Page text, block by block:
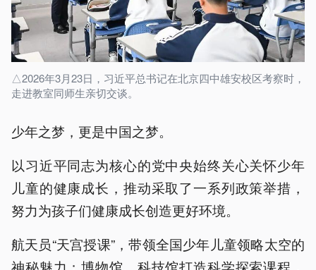
△2026年3月23日，习近平总书记在北京四中雄安校区考察时，
走进教室同师生亲切交谈。
少年之梦，更是中国之梦。
以习近平同志为核心的党中央始终关心关怀少年
儿童的健康成长，推动采取了一系列政策举措，
努力为孩子们健康成长创造更好环境。
航天员“天宫授课”，带领全国少年儿童领略太空的
神秘魅力；博物馆、科技馆打造科学探索课程，